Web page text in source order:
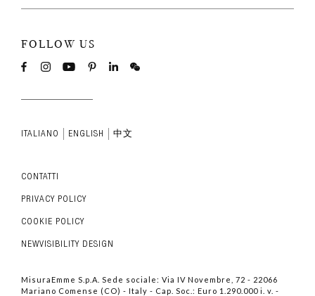
FOLLOW US
ITALIANO ENGLISH 中文
CONTATTI
PRIVACY POLICY
COOKIE POLICY
NEWVISIBILITY DESIGN
MisuraEmme S.p.A. Sede sociale: Via IV Novembre, 72 - 22066
Mariano Comense (CO) - Italy - Cap. Soc.: Euro 1.290.000 i. v. -